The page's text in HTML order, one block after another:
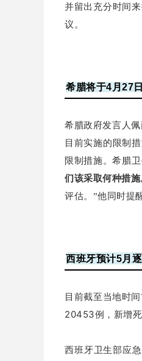
并留出充分时间
议。
希腊将于4月27
希腊政府发言人
目前实施的限制
限制措施。希腊
们该采取何种措施
评估。”他同时提
西班牙预计5月
目前截至当地时
20453例，新增死
西班牙卫生部应